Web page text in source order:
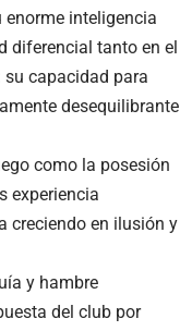
enorme inteligencia
diferencial tanto en el
su capacidad para
desequilibrante
como la posesión
experiencia
creciendo en ilusión y
y hambre
del club por